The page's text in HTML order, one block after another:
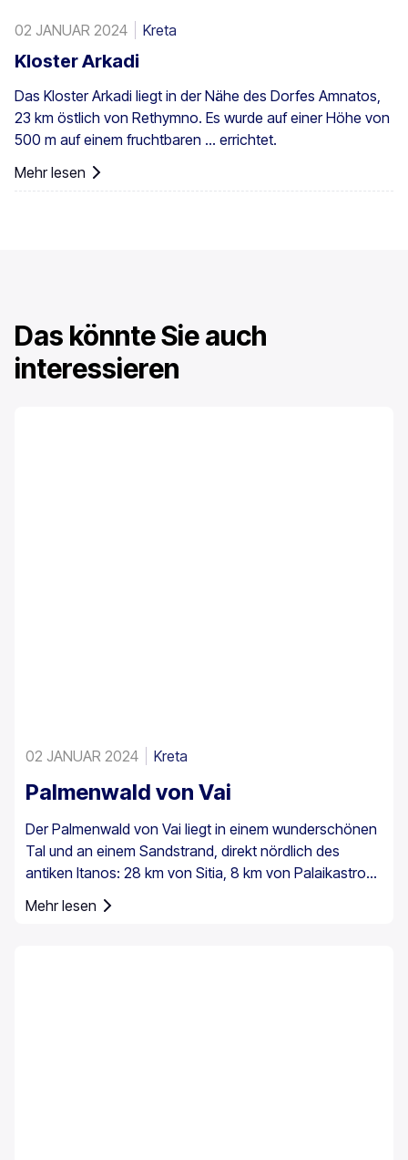
02 JANUAR 2024 Kreta
Kloster Arkadi
Das Kloster Arkadi liegt in der Nähe des Dorfes Amnatos,
23 km östlich von Rethymno. Es wurde auf einer Höhe von
500 m auf einem fruchtbaren ... errichtet.
Mehr lesen
Das könnte Sie auch
interessieren
02 JANUAR 2024 Kreta
Palmenwald von Vai
Der Palmenwald von Vai liegt in einem wunderschönen
Tal und an einem Sandstrand, direkt nördlich des
antiken Itanos: 28 km von Sitia, 8 km von Palaikastro
und 6 km von Toplou über die jeweiligen Straßen
entfernt. Mit einer Fläche von 200 Stremmata (50
Mehr lesen